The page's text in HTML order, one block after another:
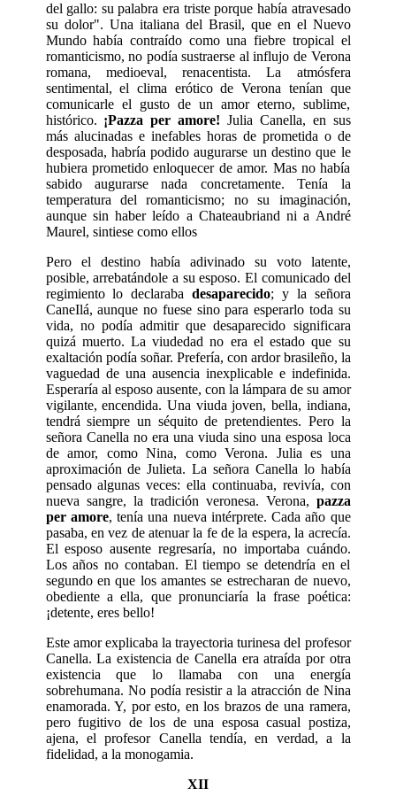
del gallo: su palabra era triste porque había atravesado
su dolor". Una italiana del Brasil, que en el Nuevo
Mundo había contraído como una fiebre tropical el
romanticismo, no podía sustraerse al influjo de Verona
romana, medioeval, renacentista. La atmósfera
sentimental, el clima erótico de Verona tenían que
comunicarle el gusto de un amor eterno, sublime,
histórico. ¡Pazza per amore! Julia Canella, en sus
más alucinadas e inefables horas de prometida o de
desposada, habría podido augurarse un destino que le
hubiera prometido enloquecer de amor. Mas no había
sabido augurarse nada concretamente. Tenía la
temperatura del romanticismo; no su imaginación,
aunque sin haber leído a Chateaubriand ni a André
Maurel, sintiese como ellos
Pero el destino había adivinado su vo­to latente,
posible, arrebatándole a su esposo. El comunicado del
regimiento lo de­claraba desaparecido; y la señora
CaneIlá, aunque no fuese sino para esperarlo toda su
vida, no podía admitir que desa­parecido significara
quizá muerto. La viu­dedad no era el estado que su
exaltación podía soñar. Prefería, con ardor brasileño, la
vaguedad de una ausencia inexplicable e indefinida.
Esperaría al esposo au­sente, con la lámpara de su amor
vigilante, encendida. Una viuda joven, bella, indiana,
tendrá siempre un séquito de pre­tendientes. Pero la
señora Canella no era una viuda sino una esposa loca
de amor, como Nina, como Verona. Julia es una
aproximación de Julieta. La señora Canella lo había
pensado algunas veces: ella continuaba, revivía, con
nueva sangre, la tradición veronesa. Verona, pazza
per amore, tenía una nueva intérprete. Cada año que
pasaba, en vez de atenuar la fe de la espera, la acrecía.
El esposo ausente regresaría, no importaba cuándo.
Los años no contaban. El tiempo se detendría en el
segundo en que los amantes se estrecharan de nuevo,
obediente a ella, que pronunciaría la frase poética:
¡detente, eres bello!
Este amor explicaba la trayectoria turinesa del profesor
Canella. La existencia de Canella era atraída por otra
existencia que lo llamaba con una energía
sobrehumana. No podía resistir a la atracción de Nina
enamorada. Y, por esto, en los brazos de una ramera,
pero fugitivo de los de una esposa casual postiza,
ajena, el profesor Canella tendía, en verdad, a la
fidelidad, a la monogamia.
XII